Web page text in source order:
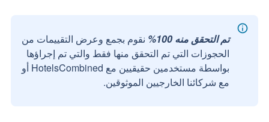
تم التحقق منه 100%
نقوم بجمع وعرض التقييمات من
الحجوزات التي تم التحقق منها فقط والتي تم إجراؤها
بواسطة مستخدمين حقيقيين مع HotelsCombined أو
مع شركائنا الخارجيين الموثوقين.